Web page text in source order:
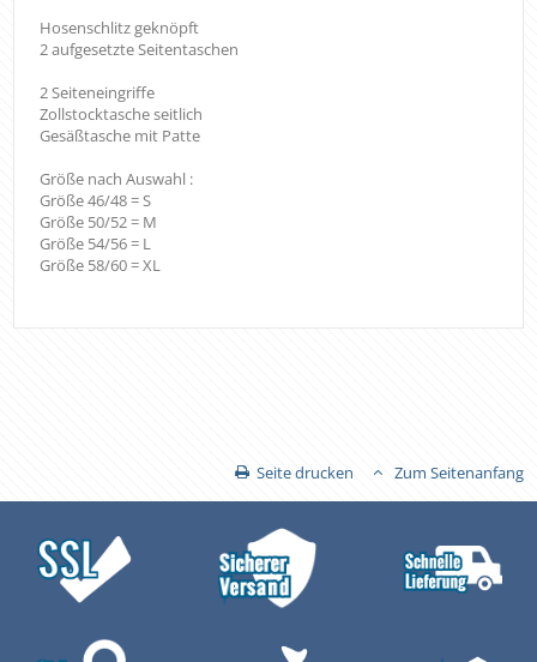
Hosenschlitz geknöpft
2 aufgesetzte Seitentaschen
2 Seiteneingriffe
Zollstocktasche seitlich
Gesäßtasche mit Patte
Größe nach Auswahl :
Größe 46/48 = S
Größe 50/52 = M
Größe 54/56 = L
Größe 58/60 = XL
Seite drucken Zum Seitenanfang